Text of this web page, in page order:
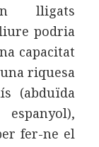
lligats
podria
capacitat
riquesa
(abduïda
fer-ne el